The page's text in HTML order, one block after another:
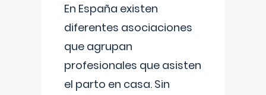
En España existen
diferentes asociaciones
que agrupan
profesionales que asisten
el parto en casa. Sin